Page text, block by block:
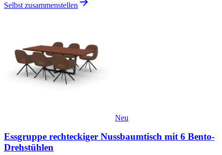
Selbst zusammenstellen
Neu
Essgruppe rechteckiger Nussbaumtisch mit 6 Bento-
Drehstühlen